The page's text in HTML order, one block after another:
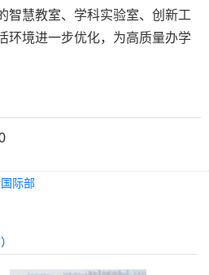
智慧教室、学科实验室、创新工
环境进一步优化，为高质量办学
际部